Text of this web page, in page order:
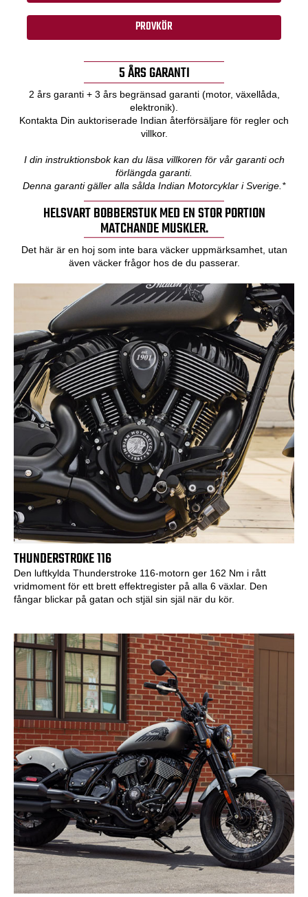
PROVKÖR
5 ÅRS GARANTI
2 års garanti + 3 års begränsad garanti (motor, växellåda,
elektronik).
Kontakta Din auktoriserade Indian återförsäljare för regler och
villkor.
I din instruktionsbok kan du läsa villkoren för vår garanti och
förlängda garanti.
Denna garanti gäller alla sålda Indian Motorcyklar i Sverige.*
HELSVART BOBBERSTUK MED EN STOR PORTION
MATCHANDE MUSKLER.
Det här är en hoj som inte bara väcker uppmärksamhet, utan
även väcker frågor hos de du passerar.
THUNDERSTROKE 116
Den luftkylda Thunderstroke 116-motorn ger 162 Nm i rått
vridmoment för ett brett effektregister på alla 6 växlar. Den
fångar blickar på gatan och stjäl sin själ när du kör.